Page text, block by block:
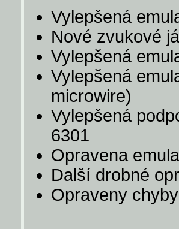
Vylepšená
Nové zvukové
Vylepšená
Vylepšená
microwire)
Vylepšená
6301
Opravena
Další drobné
Opraveny